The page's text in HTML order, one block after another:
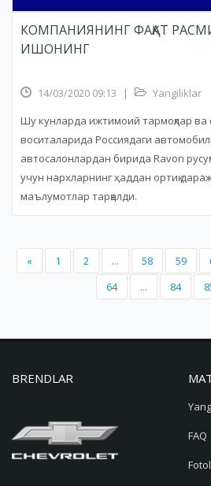
КОМПАНИЯНИНГ ФАҚАТ
ИШОНИНГ
14/03/2020 09:13 |
Yangiliklar
Шу кунларда ижтимоий тармоқлар
воситаларида Россиядаги
автосалонлардан бирида Ravon
учун нархларнинг ҳаддан ортиқ
маълумотлар тарқалди.
« 1 2 ... 58 59
64
... 84
BRENDLAR
FAQ